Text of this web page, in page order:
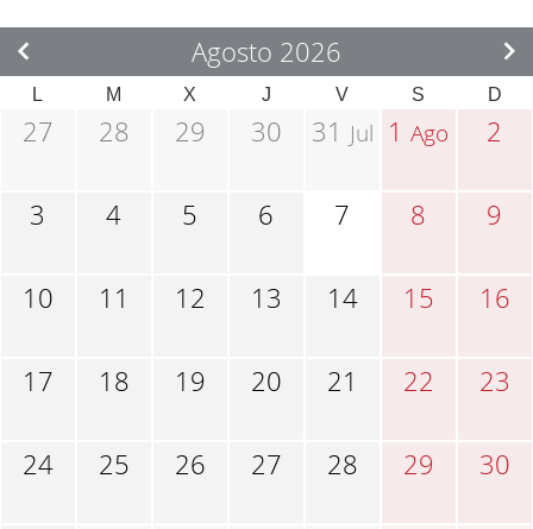
Agosto 2026
L M X J V S D
27 28 29 30 31 Jul 1Ago 2
3 4 5 6 7 8 9
10 11 12 13 14 15 16
17 18 19 20 21 22 23
24 25 26 27 28 29 30